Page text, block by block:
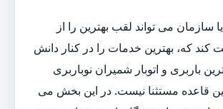
می تواند لقب بهترین را از
که، بهترین خدمات را در کنار دانش
باربری و اتوبار شمیران نوباربری
قاعده مستثنا نیست. در این بخش می